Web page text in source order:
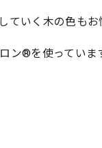
いく木の色もお
ン®を使ってい